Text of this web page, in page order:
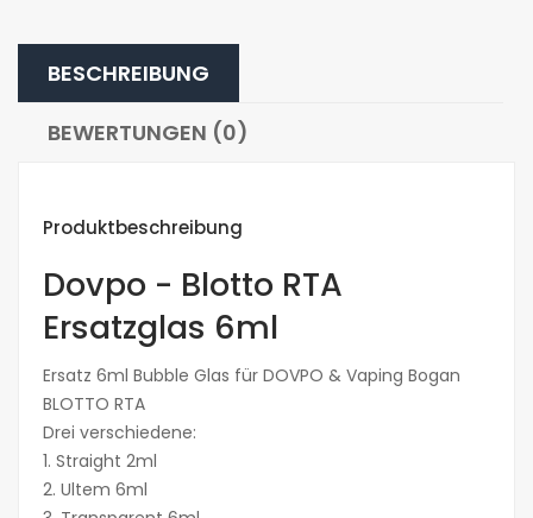
BESCHREIBUNG
BEWERTUNGEN (0)
Produktbeschreibung
Dovpo - Blotto RTA
Ersatzglas 6ml
Ersatz 6ml Bubble Glas für DOVPO & Vaping Bogan
BLOTTO RTA
Drei verschiedene:
1. Straight 2ml
2. Ultem 6ml